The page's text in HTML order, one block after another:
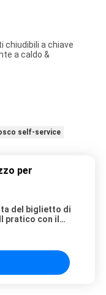
chiudibili a chiave
a caldo &
self-service
per
del biglietto di
pratico con il